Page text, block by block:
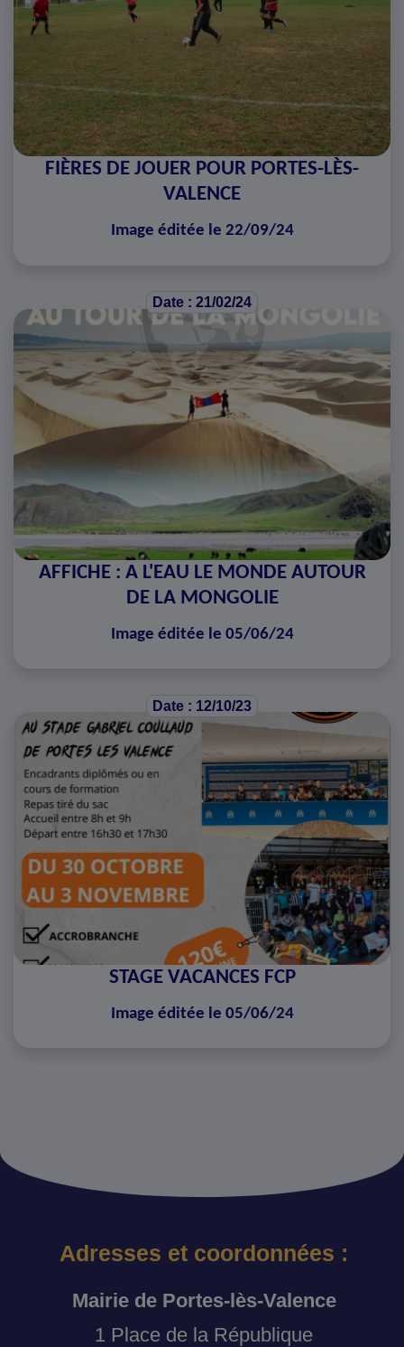
FIÈRES DE JOUER POUR PORTES-LÈS-
VALENCE
Image éditée le 22/09/24
Date : 21/02/24
AFFICHE : A L'EAU LE MONDE AUTOUR
DE LA MONGOLIE
Image éditée le 05/06/24
Date : 12/10/23
STAGE VACANCES FCP
Image éditée le 05/06/24
Adresses et coordonnées :
Mairie de Portes-lès-Valence
1 Place de la République